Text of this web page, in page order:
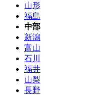
山形
福島
中部
新潟
富山
石川
福井
山梨
長野